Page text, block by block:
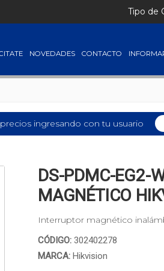
Tipo de
NOVEDADES CONTACTO
ingresando con tu usuario
DS-PDMC-EG2-
MAGNÉTICO
Interruptor magnético
CÓDIGO: 302402278
MARCA: Hikvision